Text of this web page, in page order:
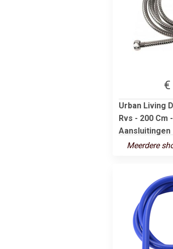
Urban Living
Rvs - 200 Cm
Aansluitingen
Meerdere